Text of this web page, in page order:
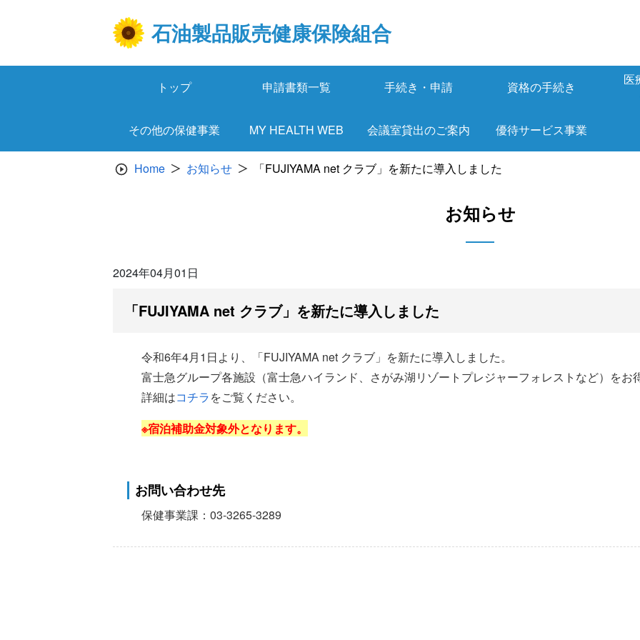
石油製品販売健康保険組合
トップ 申請書類一覧 手続き・申請 資格の手続き
医
その他の保健事業 MY HEALTH WEB 会議室貸出のご案内 優待サービス事業
Home お知らせ 「FUJIYAMA net クラブ」を新たに導入しました
お知らせ
2024年04月01日
「FUJIYAMA net クラブ」を新たに導入しました
令和6年4月1日より、「FUJIYAMA net クラブ」を新たに導入しました。
富士急グループ各施設（富士急ハイランド、さがみ湖リゾートプレジャーフォレストなど）をお
詳細はコチラをご覧ください。
※宿泊補助金対象外となります。
お問い合わせ先
保健事業課：03-3265-3289